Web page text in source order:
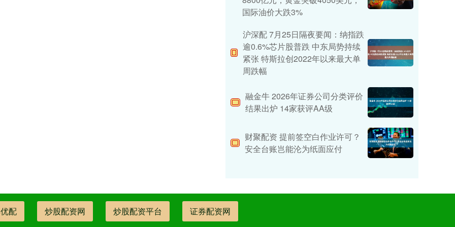
国际油价大跌3%
沪深配 7月25日隔夜要闻：纳指跌
逾0.6%芯片股普跌 中东局势持续
紧张 特斯拉创2022年以来最大单
周跌幅
融金牛 2026年证券公司分类评价
结果出炉 14家获评AA级
财聚配资 提前签空白作业许可？
安全台账岂能沦为纸面应付
配 炒股配资网 炒股配资平台 证券配资网